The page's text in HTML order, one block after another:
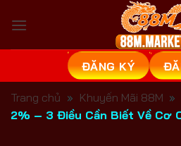
qua
ĐĂNG KÝ
Trang chủ » Khuyến Mãi 88M »
2% – 3 Điều Cần Biết Về Cơ